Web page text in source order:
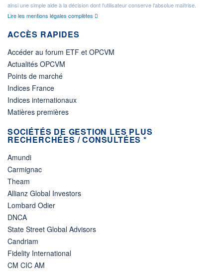
ainsi une simple aide à la décision dont l'utilisateur conserve l'absolue maîtrise.
Lire les mentions légales complètes
ACCÈS RAPIDES
Accéder au forum ETF et OPCVM
Actualités OPCVM
Points de marché
Indices France
Indices internationaux
Matières premières
SOCIÉTÉS DE GESTION LES PLUS
RECHERCHÉES / CONSULTÉES *
Amundi
Carmignac
Theam
Allianz Global Investors
Lombard Odier
DNCA
State Street Global Advisors
Candriam
Fidelity International
CM CIC AM